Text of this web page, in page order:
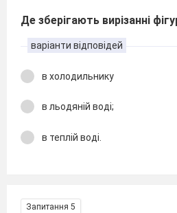
Де зберігають вирізанні
варіанти відповідей
в холодильнику
в льодяній воді;
в теплій воді.
Запитання 5